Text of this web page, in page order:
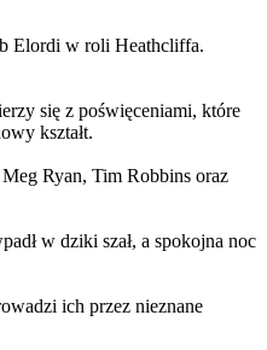
Elordi w roli Heathcliffa.
się z poświęceniami, które
kształt.
Ryan, Tim Robbins oraz
w dziki szał, a spokojna noc
ich przez nieznane